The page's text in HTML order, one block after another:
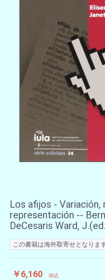
Los afijos - Variación,
representación --
DeCesaris Ward,
この書籍は海外取寄せとなりま
￥6,160 税込